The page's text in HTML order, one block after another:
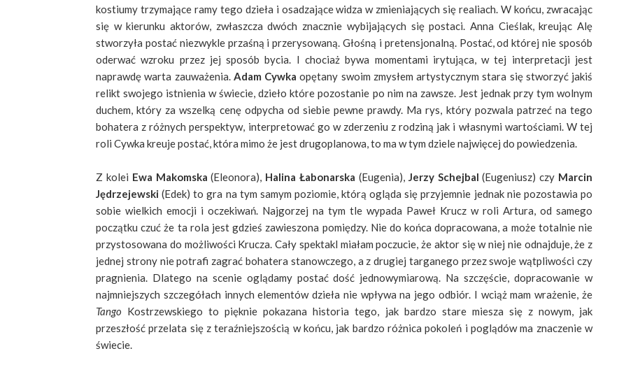
kostiumy trzymające ramy tego dzieła i osadzające widza w zmieniających się realiach. W końcu, zwracając
się w kierunku aktorów, zwłaszcza dwóch znacznie wybijających się postaci. Anna Cieślak, kreując Alę
stworzyła postać niezwykle przaśną i przerysowaną. Głośną i pretensjonalną. Postać, od której nie sposób
oderwać wzroku przez jej sposób bycia. I chociaż bywa momentami irytująca, w tej interpretacji jest
naprawdę warta zauważenia. Adam Cywka opętany swoim zmysłem artystycznym stara się stworzyć jakiś
relikt swojego istnienia w świecie, dzieło które pozostanie po nim na zawsze. Jest jednak przy tym wolnym
duchem, który za wszelką cenę odpycha od siebie pewne prawdy. Ma rys, który pozwala patrzeć na tego
bohatera z różnych perspektyw, interpretować go w zderzeniu z rodziną jak i własnymi wartościami. W tej
roli Cywka kreuje postać, która mimo że jest drugoplanowa, to ma w tym dziele najwięcej do powiedzenia.
Z kolei Ewa Makomska (Eleonora), Halina Łabonarska (Eugenia), Jerzy Schejbal (Eugeniusz) czy Marcin
Jędrzejewski (Edek) to gra na tym samym poziomie, którą ogląda się przyjemnie jednak nie pozostawia po
sobie wielkich emocji i oczekiwań. Najgorzej na tym tle wypada Paweł Krucz w roli Artura, od samego
początku czuć że ta rola jest gdzieś zawieszona pomiędzy. Nie do końca dopracowana, a może totalnie nie
przystosowana do możliwości Krucza. Cały spektakl miałam poczucie, że aktor się w niej nie odnajduje, że z
jednej strony nie potrafi zagrać bohatera stanowczego, a z drugiej targanego przez swoje wątpliwości czy
pragnienia. Dlatego na scenie oglądamy postać dość jednowymiarową. Na szczęście, dopracowanie w
najmniejszych szczegółach innych elementów dzieła nie wpływa na jego odbiór. I wciąż mam wrażenie, że
Tango Kostrzewskiego to pięknie pokazana historia tego, jak bardzo stare miesza się z nowym, jak
przeszłość przelata się z teraźniejszością w końcu, jak bardzo różnica pokoleń i poglądów ma znaczenie w
świecie.